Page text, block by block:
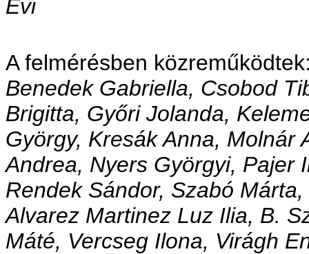
Évi
A felmérésben
Benedek Gabriella, Csobod
Brigitta, Győri Jolanda,
György, Kresák Anna, Molnár
Andrea, Nyers Györgyi, Pajer
Rendek Sándor, Szabó
Alvarez Martinez Luz Ilia, B.
Máté, Vercseg Ilona, Virágh